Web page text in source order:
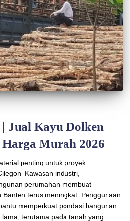
Jual Kayu Dolken
Murah 2026
penting untuk proyek
Kawasan industri,
perumahan membuat
Banten terus meningkat. Penggunaan
memperkuat pondasi bangunan
terutama pada tanah yang